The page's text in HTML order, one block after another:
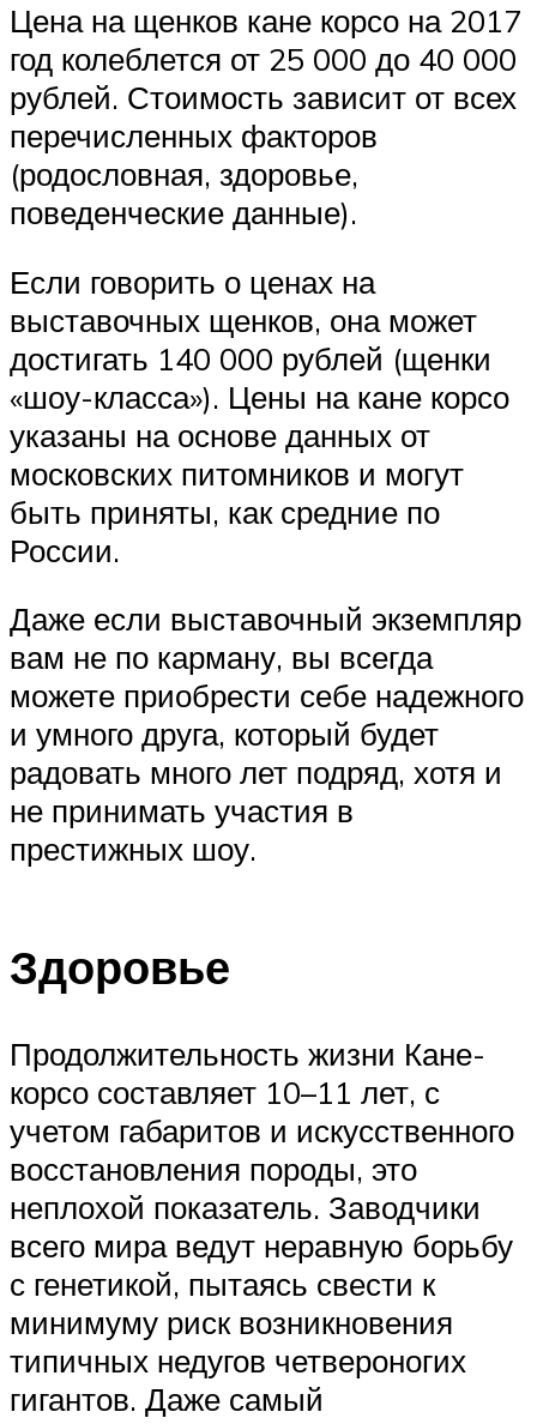
Цена на щенков кане корсо на 2017
год колеблется от 25 000 до 40 000
рублей. Стоимость зависит от всех
перечисленных факторов
(родословная, здоровье,
поведенческие данные).
Если говорить о ценах на
выставочных щенков, она может
достигать 140 000 рублей (щенки
«шоу-класса»). Цены на кане корсо
указаны на основе данных от
московских питомников и могут
быть приняты, как средние по
России.
Даже если выставочный экземпляр
вам не по карману, вы всегда
можете приобрести себе надежного
и умного друга, который будет
радовать много лет подряд, хотя и
не принимать участия в
престижных шоу.
Здоровье
Продолжительность жизни Кане-
корсо составляет 10–11 лет, с
учетом габаритов и искусственного
восстановления породы, это
неплохой показатель. Заводчики
всего мира ведут неравную борьбу
с генетикой, пытаясь свести к
минимуму риск возникновения
типичных недугов четвероногих
гигантов. Даже самый